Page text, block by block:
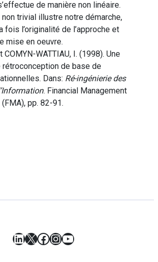
de manière non linéaire.
trivial illustre notre démarche,
fois l’originalité de l’approche et
mise en oeuvre.
COMYN-WATTIAU, I. (1998). Une
rétroconception de base de
Dans: Ré-ingénierie des
. Financial Management
pp. 82-91.
LinkedIn
X Facebook
Instagram
YouTube